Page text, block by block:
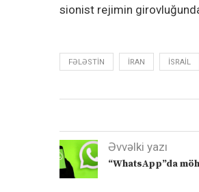
sionist rejimin
FƏLƏSTIN IRAN ISRAIL
Əvvəlki yazı
“WhatsApp”da